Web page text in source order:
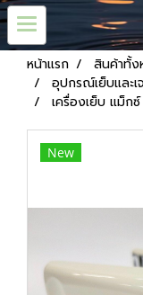
หน้าแรก สินค้าทั้
อุปกรณ์เย็บและเ
เครื่องเย็บ แม็ก
New